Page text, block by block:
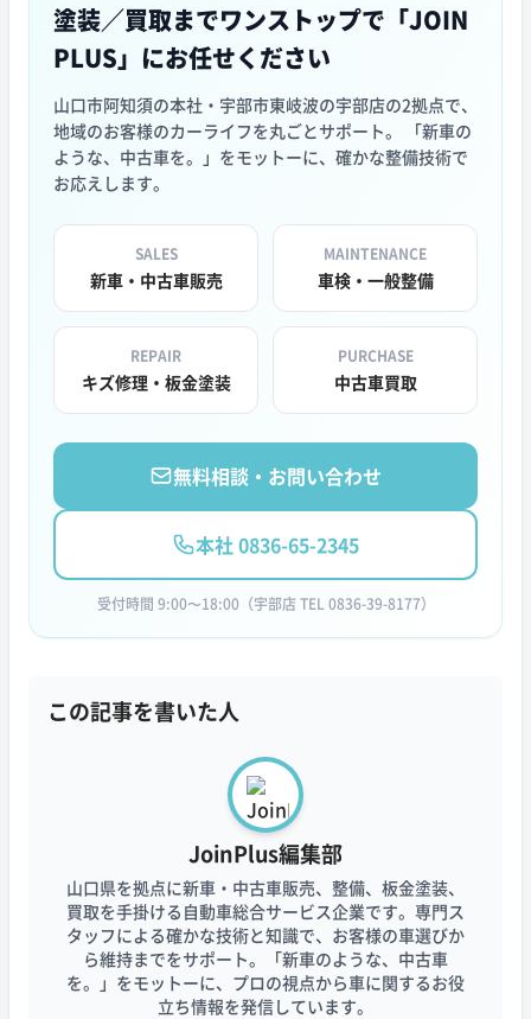
塗装／買取までワンストップで「JOIN
PLUS」にお任せください
山口市阿知須の本社・宇部市東岐波の宇部店の2拠点で、
地域のお客様のカーライフを丸ごとサポート。 「新車の
ような、中古車を。」をモットーに、確かな整備技術で
お応えします。
SALES
新車・中古車販売
MAINTENANCE
車検・一般整備
REPAIR
キズ修理・板金塗装
PURCHASE
中古車買取
無料相談・お問い合わせ
本社 0836-65-2345
受付時間 9:00〜18:00（宇部店 TEL 0836-39-8177）
この記事を書いた人
JoinPlus編集部
山口県を拠点に新車・中古車販売、整備、板金塗装、
買取を手掛ける自動車総合サービス企業です。専門ス
タッフによる確かな技術と知識で、お客様の車選びか
ら維持までをサポート。「新車のような、中古車
を。」をモットーに、プロの視点から車に関するお役
立ち情報を発信しています。